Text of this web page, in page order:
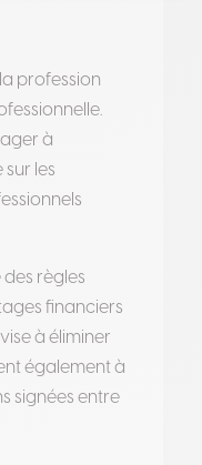
profession
à
les
règles
financiers
à éliminer
également à
signées entre